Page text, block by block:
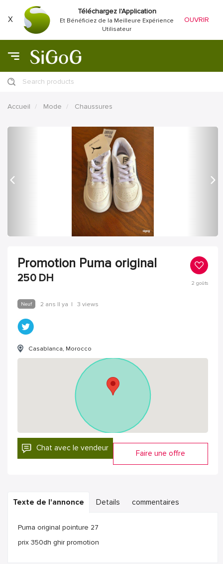
X
Téléchargez l'Application
Et Bénéficiez de la Meilleure Expérience
Utilisateur
OUVRIR
Search products
Accueil Mode Chaussures
Promotion Puma original
250 DH 2 goûts
Neuf 2 ans Il ya | 3 views
Casablanca, Morocco
Chat avec le vendeur
Faire une offre
Texte de l'annonce Details commentaires
Puma original pointure 27
prix 350dh ghir promotion